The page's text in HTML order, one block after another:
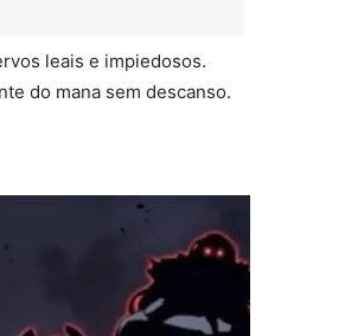
leais e impiedosos.
do mana sem descanso.